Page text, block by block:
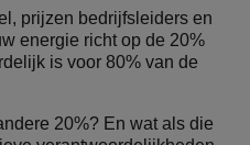
prijzen bedrijfsleiders en
energie richt op de 20%
is voor 80% van de
20%? En wat als die